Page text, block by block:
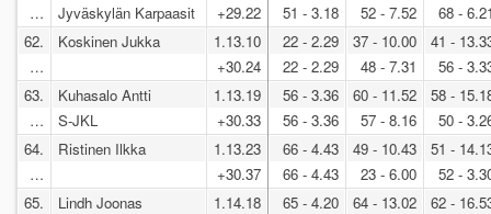
…
Jyväskylän Karpaasit
+29.22
51 - 3.18
52 - 7.52
68 -
62.
…
Koskinen Jukka
1.13.10
+30.24
22 - 2.29
22 - 2.29
37 - 10.00
48 - 7.31
41 -
56 -
63.
…
Kuhasalo Antti
S-JKL
1.13.19
+30.33
56 - 3.36
56 - 3.36
60 - 11.52
57 - 8.16
58 -
50 -
64.
…
Ristinen Ilkka
1.13.23
+30.37
66 - 4.43
66 - 4.43
49 - 10.43
23 - 6.00
51 -
52 -
65.
Lindh Joonas
1.14.18
65 - 4.20
64 - 13.02
62 -